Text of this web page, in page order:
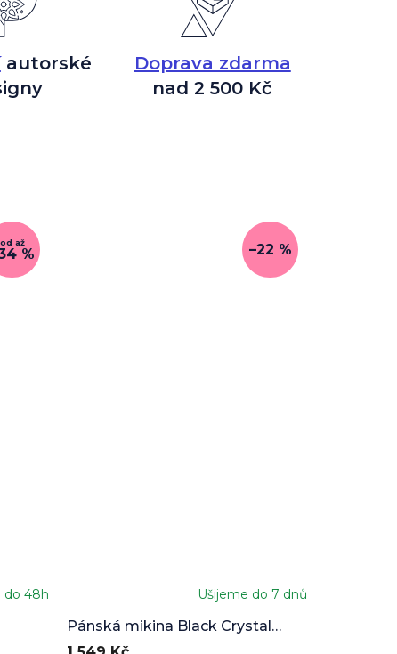
autorské
Doprava zdarma
nad 2 500 Kč
od až
%
do 48h
–22 %
Pánská mikina Black Crystal
fullprint
Ušijeme do 7 dnů